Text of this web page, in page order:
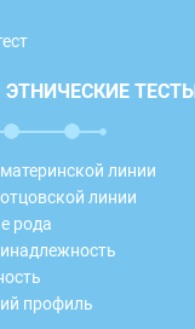
ЭТНИЧЕСКИЕ ТЕСТЫ
линии
линии
рода
профиль